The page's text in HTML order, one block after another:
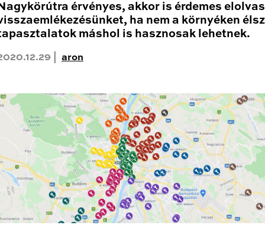
érvényes, akkor is érdemes
ha nem a környéken
máshol is hasznosak lehetnek.
| aron